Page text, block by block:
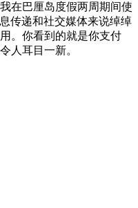
在巴厘岛度假两周期间使
传递和社交媒体来说绰绰
。你看到的就是你支付
人耳目一新。